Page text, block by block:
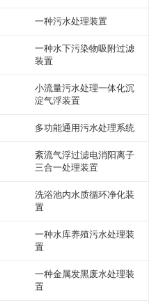
一种污水处理装置
一种水下污染物吸附过滤
装置
小流量污水处理一体化沉
淀气浮装置
多功能通用污水处理系统
紊流气浮过滤电消阳离子
三合一处理装置
洗浴池内水质循环净化装
置
一种水库养殖污水处理装
置
一种金属发黑废水处理装
置